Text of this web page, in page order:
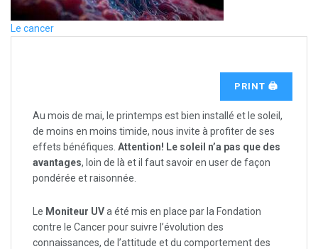
Le cancer
PRINT 🖨
Au mois de mai, le printemps est bien installé et le soleil,
de moins en moins timide, nous invite à profiter de ses
effets bénéfiques. Attention! Le soleil n’a pas que des
avantages, loin de là et il faut savoir en user de façon
pondérée et raisonnée.
Le Moniteur UVa été mis en place par la Fondation
contre le Cancer pour suivre l’évolution des
connaissances, de l’attitude et du comportement des